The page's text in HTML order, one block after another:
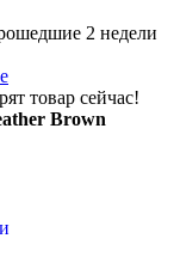
2 недели
товар сейчас!
Brown